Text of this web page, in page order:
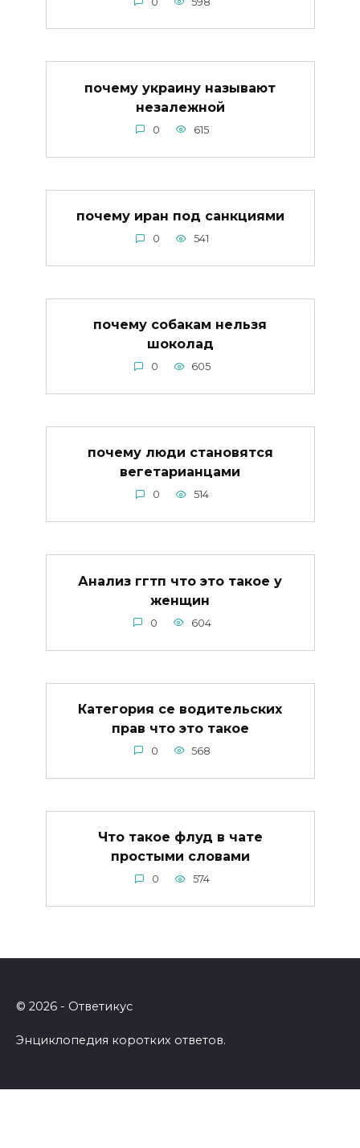
почему украину называют
незалежной
0 615
почему иран под санкциями
0 541
почему собакам нельзя
шоколад
0 605
почему люди становятся
вегетарианцами
0 514
Анализ ггтп что это такое у
женщин
0 604
Категория се водительских
прав что это такое
0 568
Что такое флуд в чате
простыми словами
0 574
© 2026 - Ответикус
Энциклопедия коротких ответов.